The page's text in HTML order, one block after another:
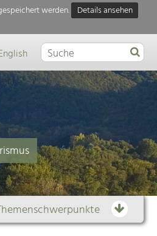
werden.
Details ansehen